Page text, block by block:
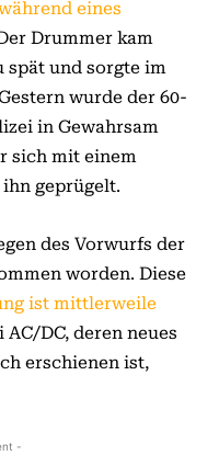
eines
Drummer kam
spät und sorgte im
wurde der 60-
in Gewahrsam
sich mit einem
ihn geprügelt.
des Vorwurfs der
worden. Diese
ist mittlerweile
DC, deren neues
erschienen ist,
-